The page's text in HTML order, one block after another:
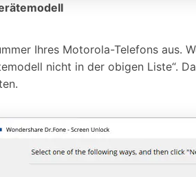
Ihres Motorola-Telefons aus.
nicht in der obigen Liste“.